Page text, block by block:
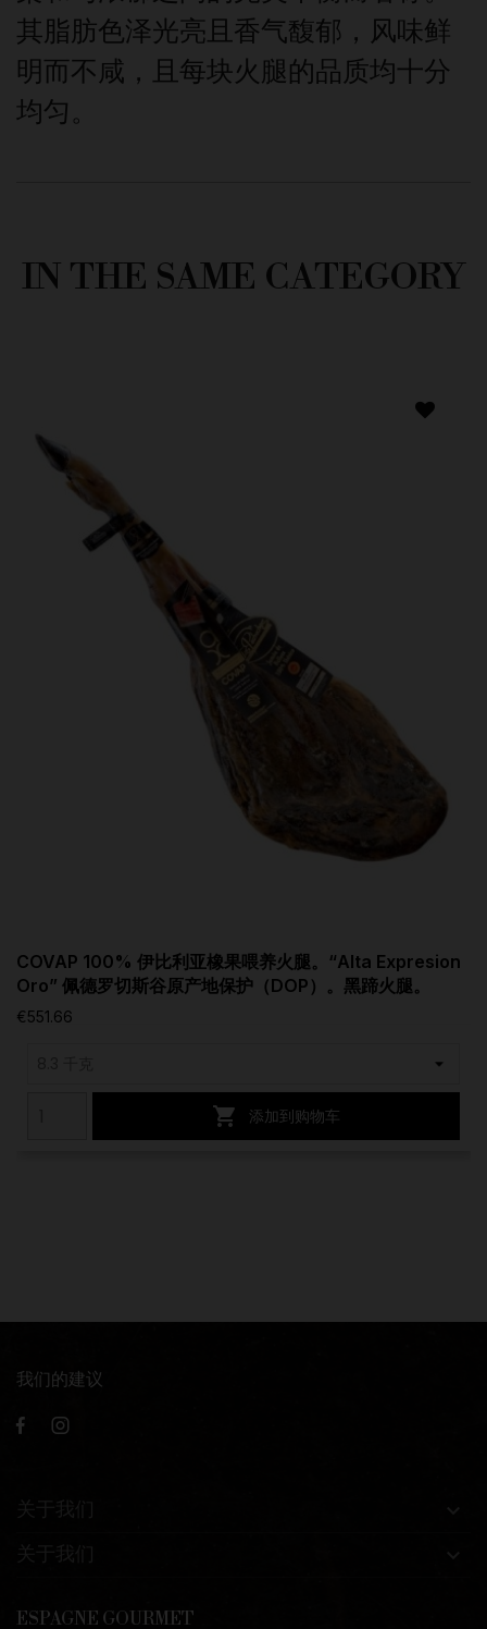
其脂肪色泽光亮且香气馥郁，风味鲜
明而不咸，且每块火腿的品质均十分
均匀。
IN THE SAME CATEGORY
COVAP 100% 伊比利亚橡果喂养火腿。“Alta Expresion
Oro” 佩德罗切斯谷原产地保护（DOP）。黑蹄火腿。
€551.66
 添加到购物车
我们的建议
ESPAGNE GOURMET